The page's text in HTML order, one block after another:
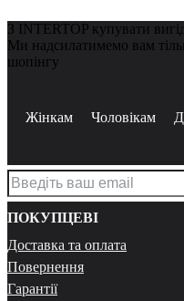
З INTERTOP купувати
Ми надсилатимемо вам
шопінгу
Жінкам Чоловікам
ПОКУПЦЕВІ
Доставка та оплата
Повернення
Гарантії